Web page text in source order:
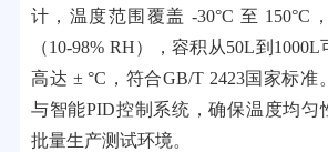
计，温度范围覆盖 -30°C 至 150°C
（10-98% RH），容积从50L到
高达 ± °C，符合GB/T 2423国家标
与智能PID控制系统，确保温度均匀
批量生产测试环境。